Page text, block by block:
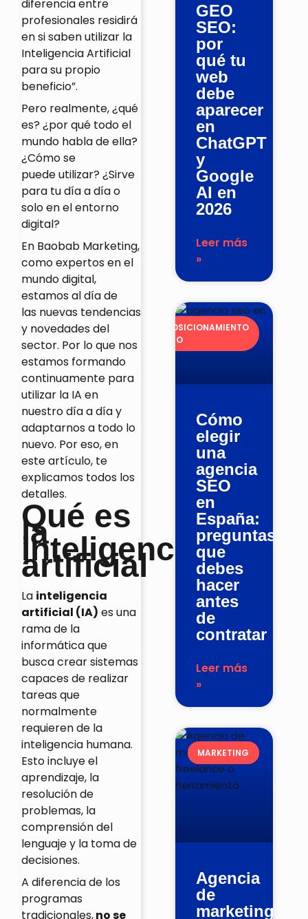
diferencia entre
profesionales residirá
en si saben utilizar la
Inteligencia Artificial
para su propio
beneficio”.
Pero realmente, ¿qué
es? ¿por qué todo el
mundo habla de ella?
¿Cómo se
puede utilizar? ¿Sirve
para tu día a día o
solo en el entorno
digital?
En Baobab Marketing,
como expertos en el
mundo digital,
estamos al día de
las nuevas tendencias
y novedades del
sector. Por lo que nos
estamos formando
continuamente para
utilizar la IA en
nuestro día a día y
adaptarnos a todo lo
nuevo. Por eso, en
este artículo, te
explicamos todos los
detalles.
Qué es
la
inteligencia
artificial
La inteligencia
artificial (IA) es una
rama de la
informática que
busca crear sistemas
capaces de realizar
tareas que
normalmente
requieren de la
inteligencia humana.
Esto incluye el
aprendizaje, la
resolución de
problemas, la
comprensión del
lenguaje y la toma de
decisiones.
A diferencia de los
programas
tradicionales,no se
GEO
SEO:
por
qué tu
web
debe
aparecer
en
ChatGPT
y
Google
AI en
2026
Leer más
»
POSICIONAMIENTO
SEO
Cómo
elegir
una
agencia
SEO
en
España:
preguntas
que
debes
hacer
antes
de
contratar
Leer más
»
MARKETING
Agencia
de
marketing,